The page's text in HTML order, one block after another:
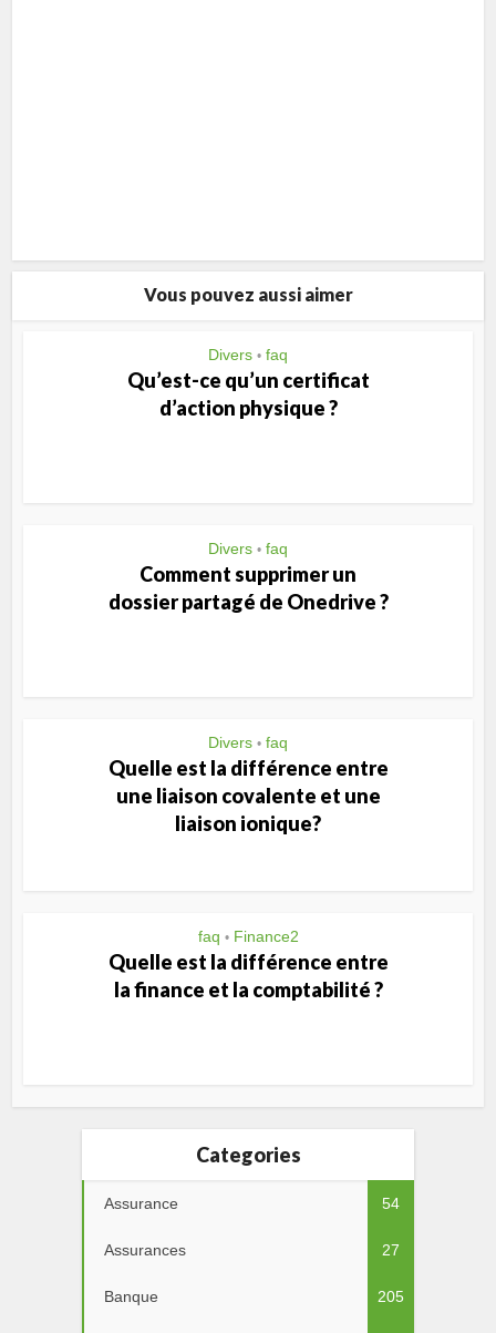
Vous pouvez aussi aimer
Divers • faq
Qu’est-ce qu’un certificat
d’action physique ?
Divers • faq
Comment supprimer un
dossier partagé de Onedrive ?
Divers • faq
Quelle est la différence entre
une liaison covalente et une
liaison ionique?
faq • Finance2
Quelle est la différence entre
la finance et la comptabilité ?
Categories
Assurance 54
Assurances 27
Banque 205